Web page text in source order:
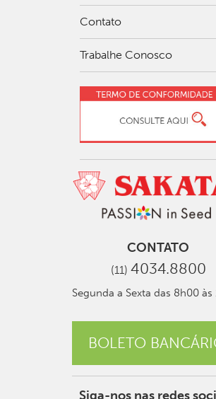
Contato
Trabalhe Conosco
CONTATO
(11) 4034.8800
Segunda a Sexta das 8h00 às
BOLETO
Siga-nos nas redes